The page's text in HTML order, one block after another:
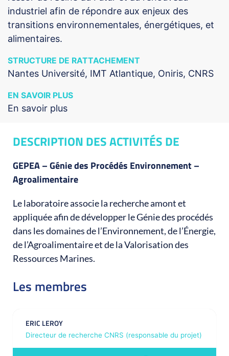
industriel afin de répondre aux enjeux des
transitions environnementales, énergétiques, et
alimentaires.
STRUCTURE DE RATTACHEMENT
Nantes Université, IMT Atlantique, Oniris, CNRS
EN SAVOIR PLUS
En savoir plus
DESCRIPTION DES ACTIVITÉS DE
GEPEA – Génie des Procédés Environnement –
Agroalimentaire
Le laboratoire associe la recherche amont et
appliquée afin de développer le Génie des procédés
dans les domaines de l’Environnement, de l’Énergie,
de l’Agroalimentaire et de la Valorisation des
Ressources Marines.
Les membres
ERIC LEROY
Directeur de recherche CNRS (responsable du projet)